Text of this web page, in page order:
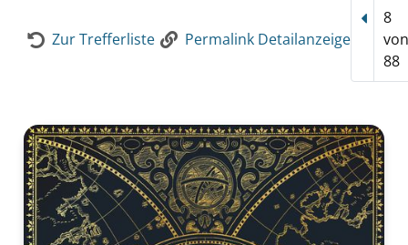
Zur Trefferliste Permalink Detailanzeige
8
88